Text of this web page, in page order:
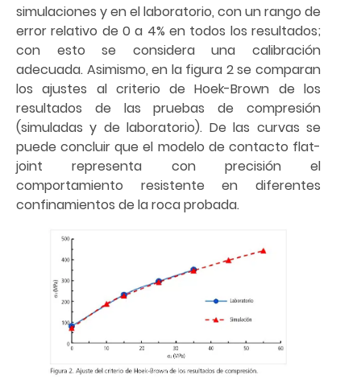
simulaciones y en el laboratorio, con un rango de
error relativo de 0 a 4% en todos los resultados;
con esto se considera una calibración
adecuada. Asimismo, en la figura 2 se comparan
los ajustes al criterio de Hoek-Brown de los
resultados de las pruebas de compresión
(simuladas y de laboratorio). De las curvas se
puede concluir que el modelo de contacto flat-
joint representa con precisión el
comportamiento resistente en diferentes
confinamientos de la roca probada.